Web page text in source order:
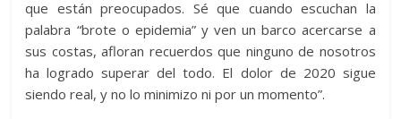
que están preocupados. Sé que cuando escuchan la
palabra “brote o epidemia” y ven un barco acercarse a
sus costas, afloran recuerdos que ninguno de nosotros
ha logrado superar del todo. El dolor de 2020 sigue
siendo real, y no lo minimizo ni por un momento”.